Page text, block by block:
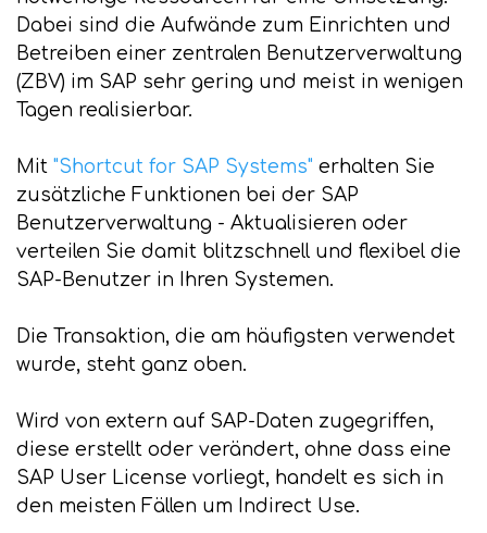
Dabei sind die Aufwände zum Einrichten und
Betreiben einer zentralen Benutzerverwaltung
(ZBV) im SAP sehr gering und meist in wenigen
Tagen realisierbar.
Mit "Shortcut for SAP Systems" erhalten Sie
zusätzliche Funktionen bei der SAP
Benutzerverwaltung - Aktualisieren oder
verteilen Sie damit blitzschnell und flexibel die
SAP-Benutzer in Ihren Systemen.
Die Transaktion, die am häufigsten verwendet
wurde, steht ganz oben.
Wird von extern auf SAP-Daten zugegriffen,
diese erstellt oder verändert, ohne dass eine
SAP User License vorliegt, handelt es sich in
den meisten Fällen um Indirect Use.